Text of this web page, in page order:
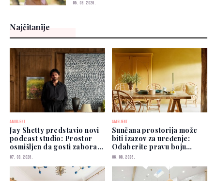
05. 08. 2026.
Najčitanije
AMBIJENT
Jay Shetty predstavio novi
podcast studio: Prostor
osmišljen da gosti zaborave
na kamere
07. 08. 2026.
AMBIJENT
Sunčana prostorija može
biti izazov za uređenje:
Odaberite pravu boju
zidova
06. 08. 2026.